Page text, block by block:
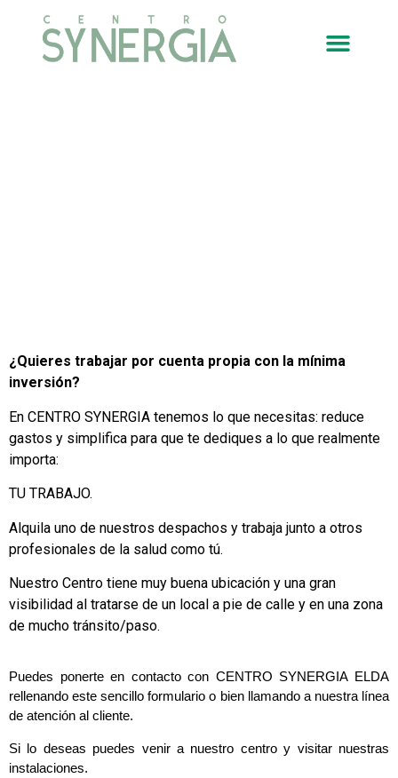
¿Quieres trabajar por cuenta propia con la mínima
inversión?
En CENTRO SYNERGIA tenemos lo que necesitas: reduce
gastos y simplifica para que te dediques a lo que realmente
importa:
TU TRABAJO.
Alquila uno de nuestros despachos y trabaja junto a otros
profesionales de la salud como tú.
Nuestro Centro tiene muy buena ubicación y una gran
visibilidad al tratarse de un local a pie de calle y en una zona
de mucho tránsito/paso.
Puedes ponerte en contacto con CENTRO SYNERGIA ELDA
rellenando este sencillo formulario o bien llamando a nuestra línea
de atención al cliente.
Si lo deseas puedes venir a nuestro centro y visitar nuestras
instalaciones.